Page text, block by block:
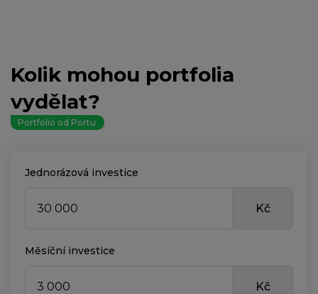
Kolik mohou portfolia
vydělat?
Portfolio od Portu
Jednorázová investice
Kč
Měsíční investice
Kč